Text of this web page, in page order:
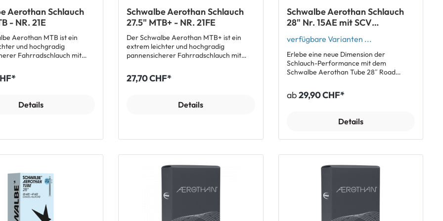
Aerothan Schlauch
- NR. 21E
Aerothan MTB ist ein
und hochgradig
Fahrradschlauch mit
Der robuste Schlauch
niedrigem Luftdruck
bis zum Ventil zu 100%
Schwalbe Extralight
(bis auf Tubeless-Niveau)
Hoher
– selbst bei
Einfache Montage
oder Einklemmen
Details
Schwalbe Aerothan Schlauch
27.5" MTB+ - NR. 21FE
Der Schwalbe Aerothan MTB+ ist ein
extrem leichter und hochgradig
pannensicherer Fahrradschlauch mit
exzessiven Einsatz. Der robuste Schlauch
bleibt auch bei niedrigem Luftdruck
Tubes bestehen bis zum Ventil zu 100%
aus einem thermoplastischen
vergleichbarer Schwalbe Extralight
Rollwiderstand (bis auf Tubeless-Niveau)
– maximale Fahrdynamik Hoher
Stabiles Fahrverhalten – selbst bei
– ohne Verrutschen oder Einklemmen
27,70 CHF*
Details
Schwalbe Aerothan Schlauch
28" Nr. 15AE mit SCV
(SCV15AE)
verfügbare Varianten ...
Erlebe eine neue Dimension der
Schlauch-Performance mit dem
Schwalbe Aerothan Tube 28″ Road
dich, wenn du Wert auf maximale
Effizienz, geringes Gewicht und einfache
High-End-Schlauch kombiniert
modernste Material-Technologie mit
Superleicht & extrem schnell – Aerothan-
Material reduziert das Gewicht
gegenüber klassischen Schläuchen
massiv und sorgt für sehr niedrigen
Pannensicherheit – robuste TPU-
ab29,90 CHF*
Details